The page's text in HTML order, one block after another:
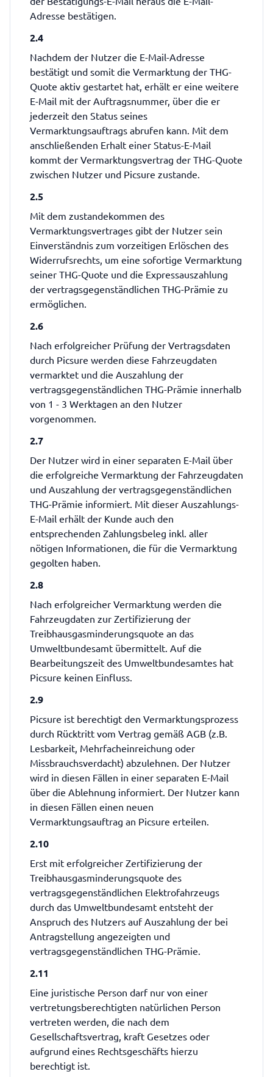
Adresse bestätigen.
2.4
Nachdem der Nutzer die E-Mail-Adresse
bestätigt und somit die Vermarktung der THG-
Quote aktiv gestartet hat, erhält er eine weitere
E-Mail mit der Auftragsnummer, über die er
jederzeit den Status seines
Vermarktungsauftrags abrufen kann. Mit dem
anschließenden Erhalt einer Status-E-Mail
kommt der Vermarktungsvertrag der THG-Quote
zwischen Nutzer und Picsure zustande.
2.5
Mit dem zustandekommen des
Vermarktungsvertrages gibt der Nutzer sein
Einverständnis zum vorzeitigen Erlöschen des
Widerrufsrechts, um eine sofortige Vermarktung
seiner THG-Quote und die Expressauszahlung
der vertragsgegenständlichen THG-Prämie zu
ermöglichen.
2.6
Nach erfolgreicher Prüfung der Vertragsdaten
durch Picsure werden diese Fahrzeugdaten
vermarktet und die Auszahlung der
vertragsgegenständlichen THG-Prämie innerhalb
von 1 - 3 Werktagen an den Nutzer
vorgenommen.
2.7
Der Nutzer wird in einer separaten E-Mail über
die erfolgreiche Vermarktung der Fahrzeugdaten
und Auszahlung der vertragsgegenständlichen
THG-Prämie informiert. Mit dieser Auszahlungs-
E-Mail erhält der Kunde auch den
entsprechenden Zahlungsbeleg inkl. aller
nötigen Informationen, die für die Vermarktung
gegolten haben.
2.8
Nach erfolgreicher Vermarktung werden die
Fahrzeugdaten zur Zertifizierung der
Treibhausgasminderungsquote an das
Umweltbundesamt übermittelt. Auf die
Bearbeitungszeit des Umweltbundesamtes hat
Picsure keinen Einfluss.
2.9
Picsure ist berechtigt den Vermarktungsprozess
durch Rücktritt vom Vertrag gemäß AGB (z.B.
Lesbarkeit, Mehrfacheinreichung oder
Missbrauchsverdacht) abzulehnen. Der Nutzer
wird in diesen Fällen in einer separaten E-Mail
über die Ablehnung informiert. Der Nutzer kann
in diesen Fällen einen neuen
Vermarktungsauftrag an Picsure erteilen.
2.10
Erst mit erfolgreicher Zertifizierung der
Treibhausgasminderungsquote des
vertragsgegenständlichen Elektrofahrzeugs
durch das Umweltbundesamt entsteht der
Anspruch des Nutzers auf Auszahlung der bei
Antragstellung angezeigten und
vertragsgegenständlichen THG-Prämie.
2.11
Eine juristische Person darf nur von einer
vertretungsberechtigten natürlichen Person
vertreten werden, die nach dem
Gesellschaftsvertrag, kraft Gesetzes oder
aufgrund eines Rechtsgeschäfts hierzu
berechtigt ist.